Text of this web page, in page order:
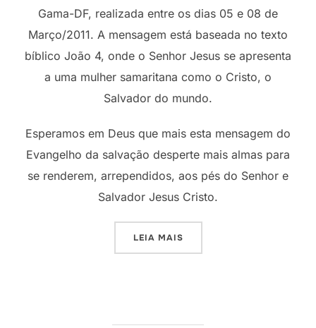
Gama-DF, realizada entre os dias 05 e 08 de
Março/2011. A mensagem está baseada no texto
bíblico João 4, onde o Senhor Jesus se apresenta
a uma mulher samaritana como o Cristo, o
Salvador do mundo.
Esperamos em Deus que mais esta mensagem do
Evangelho da salvação desperte mais almas para
se renderem, arrependidos, aos pés do Senhor e
Salvador Jesus Cristo.
LEIA MAIS“A MULHER SAMARITANA”